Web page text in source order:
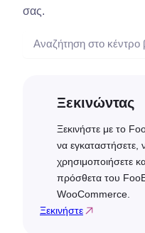
σας.
Αναζήτηση
Ξεκινώντας
Ξεκινήστε με το
να εγκαταστήσετε,
χρησιμοποιήσετε
πρόσθετα του
WooCommerce.
Ξεκινήστε